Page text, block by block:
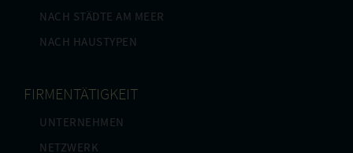
NACH STÄDTE AM MEER
NACH HAUSTYPEN
FIRMENTÄTIGKEIT
UNTERNEHMEN
NETZWERK